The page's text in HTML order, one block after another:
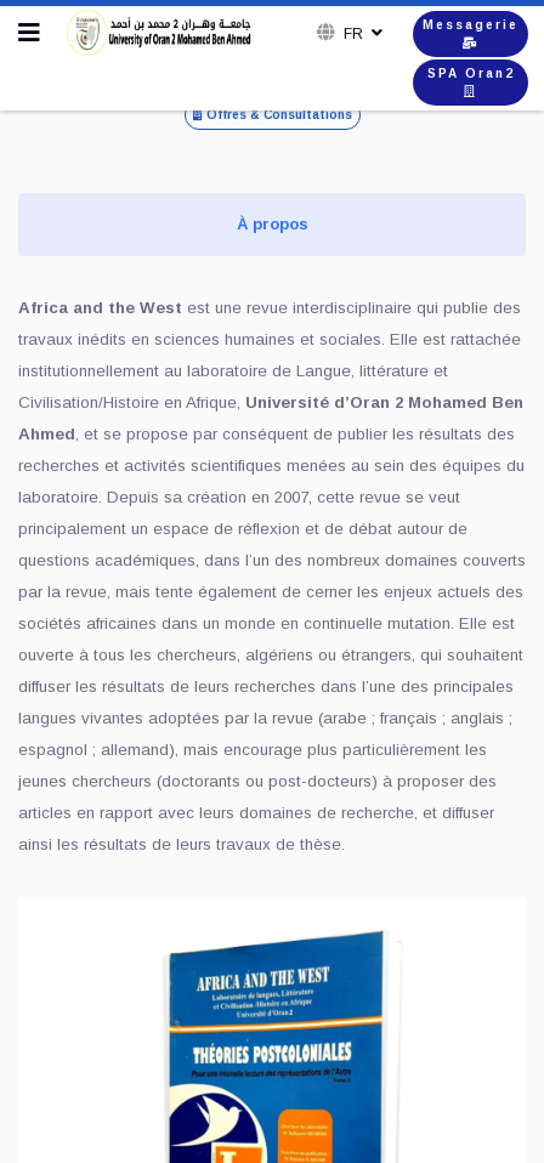
FR
Messagerie
SPA Oran2
Offres & Consultations
À propos
Africa and the West est une revue interdisciplinaire qui publie des
travaux inédits en sciences humaines et sociales. Elle est rattachée
institutionnellement au laboratoire de Langue, littérature et
Civilisation/Histoire en Afrique, Université d’Oran 2 Mohamed Ben
Ahmed, et se propose par conséquent de publier les résultats des
recherches et activités scientifiques menées au sein des équipes du
laboratoire. Depuis sa création en 2007, cette revue se veut
principalement un espace de réflexion et de débat autour de
questions académiques, dans l’un des nombreux domaines couverts
par la revue, mais tente également de cerner les enjeux actuels des
sociétés africaines dans un monde en continuelle mutation. Elle est
ouverte à tous les chercheurs, algériens ou étrangers, qui souhaitent
diffuser les résultats de leurs recherches dans l’une des principales
langues vivantes adoptées par la revue (arabe ; français ; anglais ;
espagnol ; allemand), mais encourage plus particulièrement les
jeunes chercheurs (doctorants ou post-docteurs) à proposer des
articles en rapport avec leurs domaines de recherche, et diffuser
ainsi les résultats de leurs travaux de thèse.